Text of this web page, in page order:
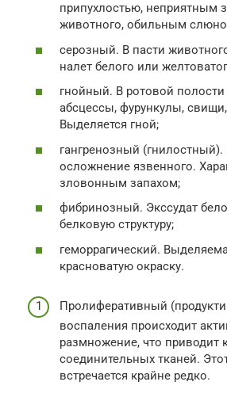
припухлостью, неприятным
животного, обильным
серозный. В пасти
налет белого или
гнойный. В ротовой полости
абсцессы, фурункулы,
Выделяется гной;
гангренозный (гнилостный).
осложнение язвенного.
зловонным запахом;
фибринозный. Экссудат
белковую структуру;
геморрагический.
красноватую окраску.
Пролиферативный
воспаления происходит
размножение, что приводит
соединительных тканей.
встречается крайне редко.